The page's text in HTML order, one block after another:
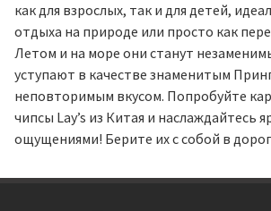
как для взрослых, так и для детей,
отдыха на природе или просто как
Летом и на море они станут
уступают в качестве знаменитым
неповторимым вкусом. Попробуйте
чипсы Lay’s из Китая и наслаждайтесь
ощущениями! Берите их с собой в